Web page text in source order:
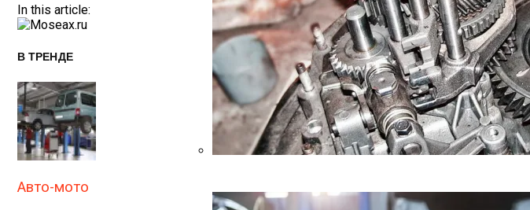
In this article:
В ТРЕНДЕ
Авто-мото